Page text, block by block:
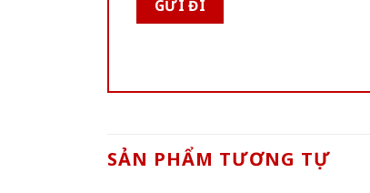
SẢN PHẨM TƯƠNG TỰ